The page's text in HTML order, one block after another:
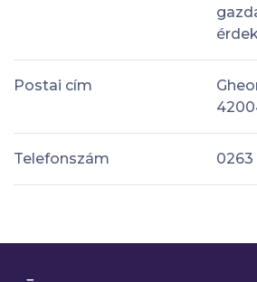
Postai cím
Telefonszám 0263